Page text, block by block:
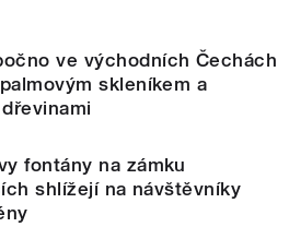
ve východních Čechách
skleníkem a
fontány na zámku
shlížejí na návštěvníky